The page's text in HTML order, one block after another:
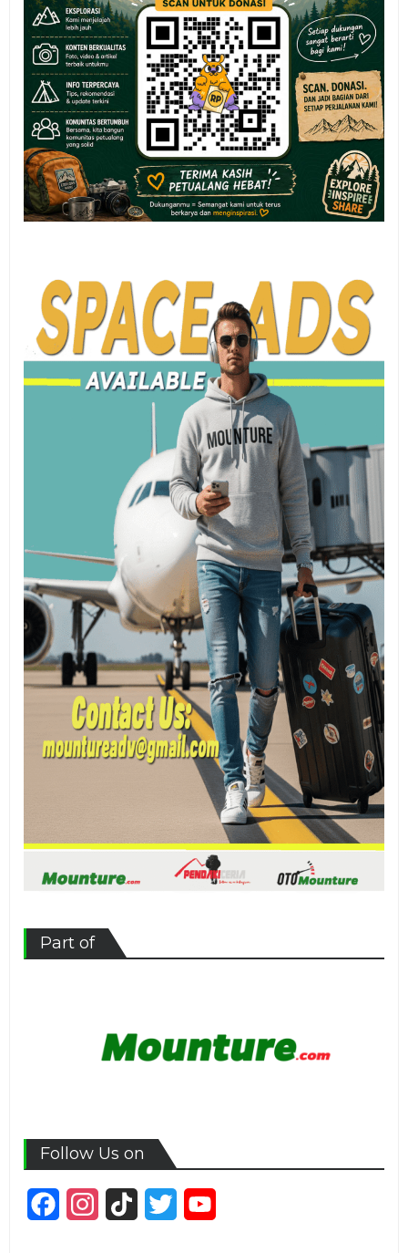
Part of
Follow Us on
FacebookInstagram
TikTok Twitter